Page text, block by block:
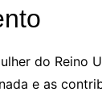
do Reino
e as